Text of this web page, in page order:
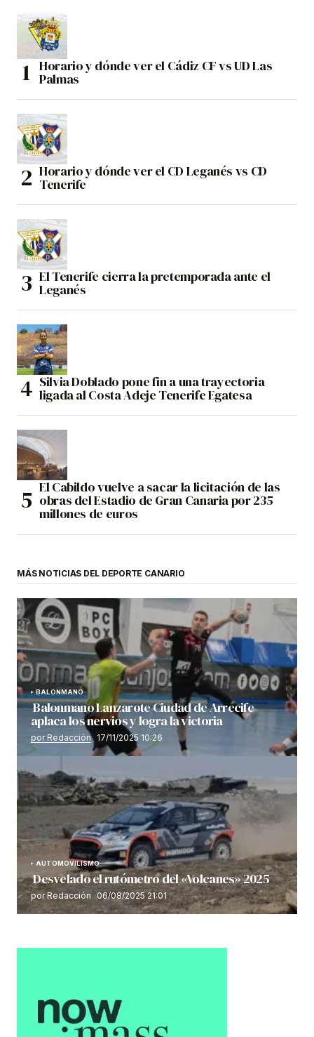
Horario y dónde ver el Cádiz CF vs UD Las
Palmas
Horario y dónde ver el CD Leganés vs CD
Tenerife
El Tenerife cierra la pretemporada ante el
Leganés
Silvia Doblado pone fin a una trayectoria
ligada al Costa Adeje Tenerife Egatesa
El Cabildo vuelve a sacar la licitación de las
obras del Estadio de Gran Canaria por 235
millones de euros
MÁS NOTICIAS DEL DEPORTE CANARIO
BALONMANO
Balonmano Lanzarote Ciudad de Arrecife
aplaca los nervios y logra la victoria
por Redacción 17/11/2025 10:26
AUTOMOVILISMO
Desvelado el rutómetro del «Volcanes» 2025
por Redacción 06/08/2025 21:01